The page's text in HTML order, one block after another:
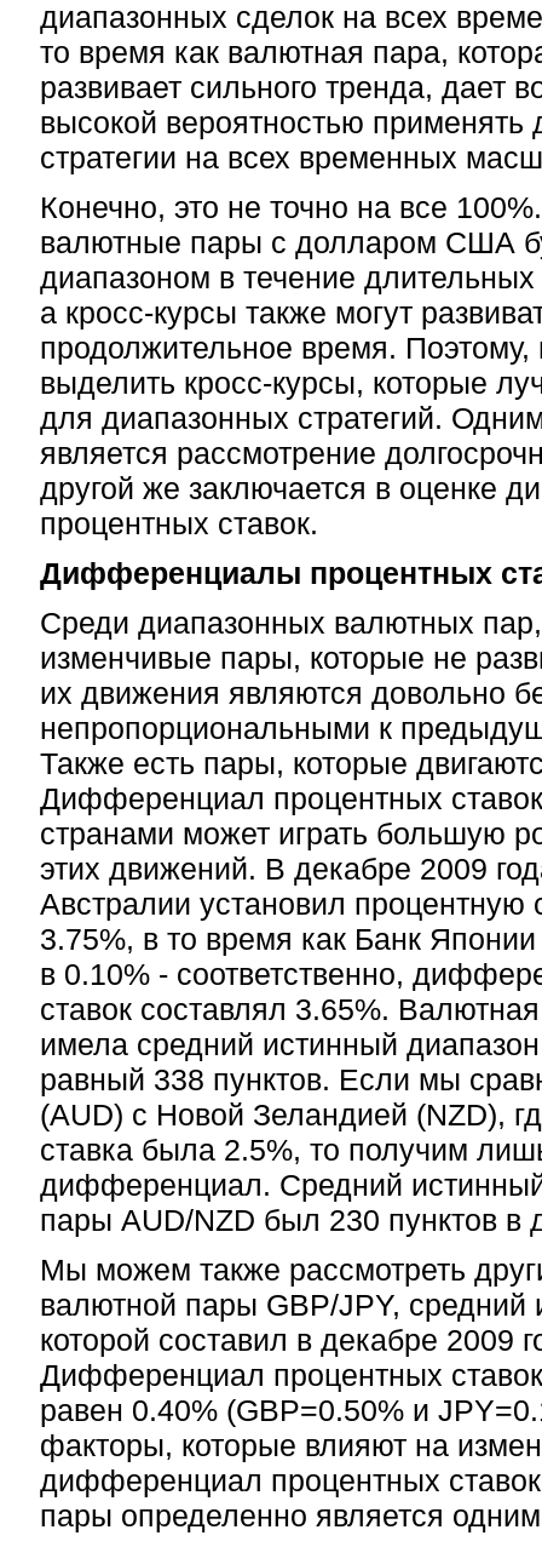
диапазонных сделок на всех
то время как валютная пара,
развивает сильного тренда, дает
высокой вероятностью применять
стратегии на всех временных
Конечно, это не точно на все
валютные пары с долларом США
диапазоном в течение
а кросс-курсы также могут
продолжительное время.
выделить кросс-курсы, которые
для диапазонных стратегий.
является рассмотрение
другой же заключается в оценке
процентных ставок.
Дифференциалы процентных
Среди диапазонных валютных
изменчивые пары, которые не
их движения являются довольно
непропорциональными к
Также есть пары, которые
Дифференциал процентных
странами может играть большую
этих движений. В декабре 2009
Австралии установил процентную
3.75%, в то время как Банк
в 0.10% - соответственно,
ставок составлял 3.65%.
имела средний истинный
равный 338 пунктов. Если мы
(AUD) с Новой Зеландией (NZD),
ставка была 2.5%, то получим
дифференциал. Средний
пары AUD/NZD был 230 пунктов в
Мы можем также рассмотреть
валютной пары GBP/JPY, средний
которой составил в декабре 2009
Дифференциал процентных
равен 0.40% (GBP=0.50% и
факторы, которые влияют на
дифференциал процентных
пары определенно является